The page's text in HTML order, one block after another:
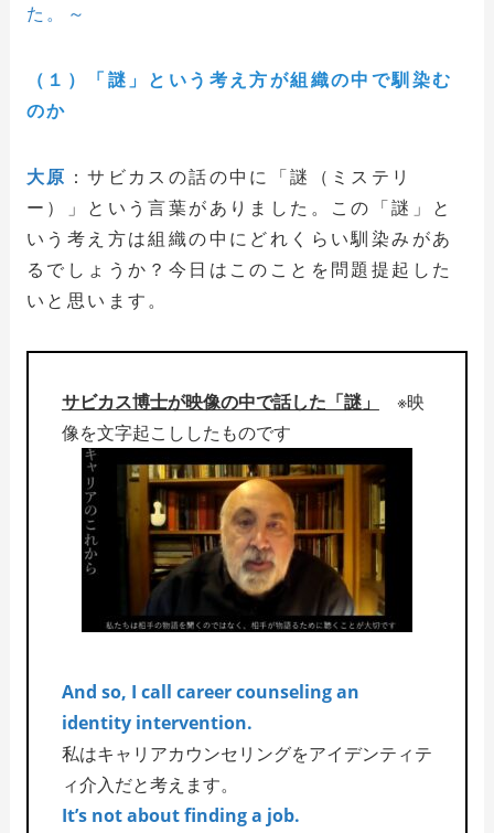
た。～
（１）「謎」という考え方が組織の中で馴染む
のか
大原 ：サビカスの話の中に「謎（ミステリ
ー）」という言葉がありました。この「謎」と
いう考え方は組織の中にどれくらい馴染みがあ
るでしょうか？今日はこのことを問題提起した
いと思います。
サビカス博士が映像の中で話した「謎」
※映
像を文字起こししたものです
And so, I call career counseling an
identity intervention.
私はキャリアカウンセリングをアイデンティテ
ィ介入だと考えます。
It’s not about finding a job.